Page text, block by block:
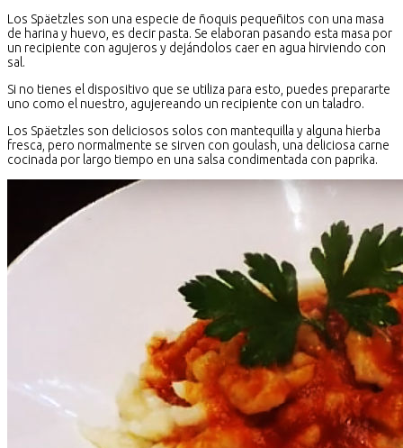
Los Späetzles son una especie de ñoquis pequeñitos con una masa
de harina y huevo, es decir pasta. Se elaboran pasando esta masa por
un recipiente con agujeros y dejándolos caer en agua hirviendo con
sal.
Si no tienes el dispositivo que se utiliza para esto, puedes prepararte
uno como el nuestro, agujereando un recipiente con un taladro.
Los Späetzles son deliciosos solos con mantequilla y alguna hierba
fresca, pero normalmente se sirven con goulash, una deliciosa carne
cocinada por largo tiempo en una salsa condimentada con paprika.